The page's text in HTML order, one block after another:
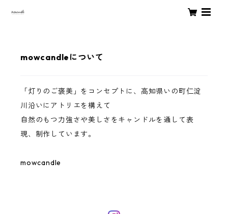
mowcandleについて
「灯りのご褒美」をコンセプトに、高知県いの町仁淀
川沿いにアトリエを構えて
自然のもつ力強さや美しさをキャンドルを通して表
現、制作しています。
mowcandle